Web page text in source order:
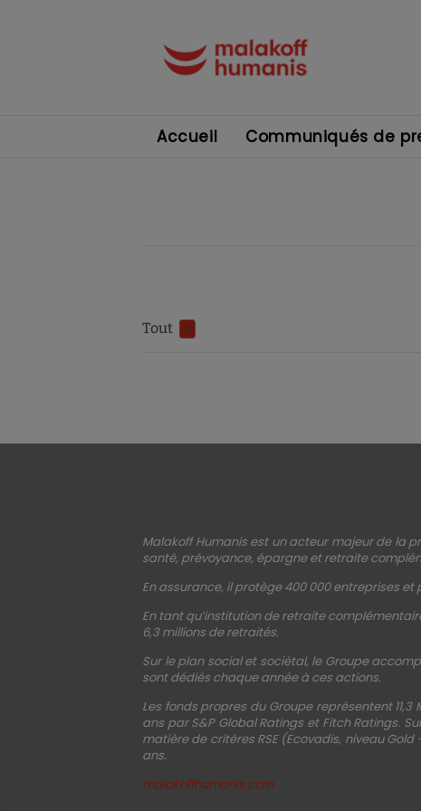
Accueil Communiqués de
Tout 0
Malakoff Humanis est un acteur majeur de la
santé, prévoyance, épargne et retraite
En assurance, il protège 400 000 entreprises et
En tant qu’institution de retraite
6,3 millions de retraités.
Sur le plan social et sociétal, le Groupe
sont dédiés chaque année à ces actions.
Les fonds propres du Groupe représentent
ans par S&P Global Ratings et Fitch Ratings.
matière de critères RSE (Ecovadis, niveau
ans.
malakoffhumanis.com